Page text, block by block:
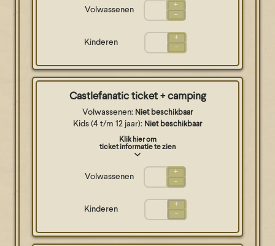
Volwassenen
+
-
Kinderen
+
-
Castlefanatic ticket + camping
Volwassenen: Niet beschikbaar
Kids (4 t/m 12 jaar): Niet beschikbaar
Klik hier om
ticket informatie te zien
Volwassenen
+
-
Kinderen
+
-